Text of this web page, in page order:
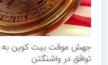
توافق در واشنگتن